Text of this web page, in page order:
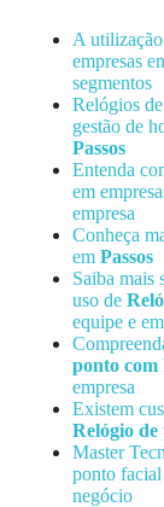
A
empresas
segmentos
Relógios
gestão de
Passos
Entenda
em
empresa
Conheça
em Passos
Saiba mais
uso de
equipe e
ponto
empresa
Existem
Relógio
Master
ponto facial
negócio